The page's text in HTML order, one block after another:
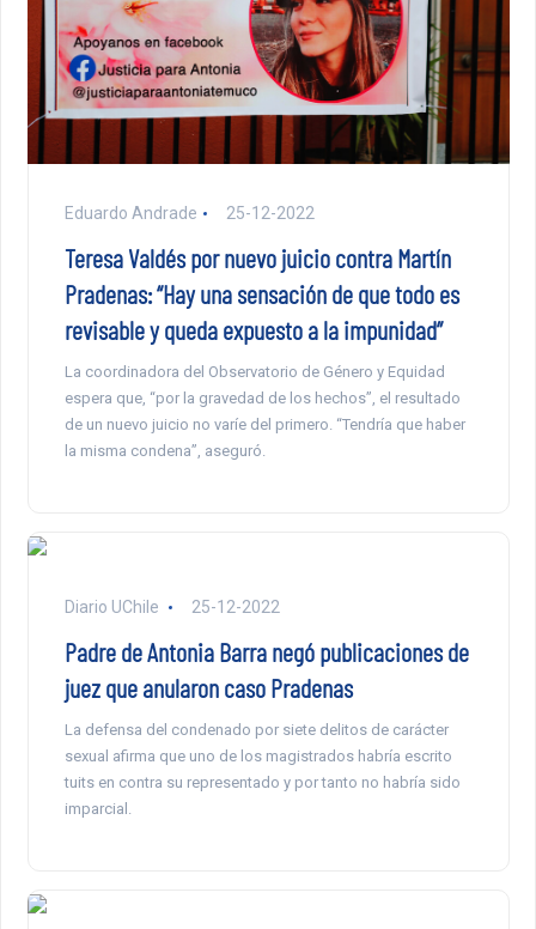
Eduardo Andrade 25-12-2022
Teresa Valdés por nuevo juicio contra Martín
Pradenas: “Hay una sensación de que todo es
revisable y queda expuesto a la impunidad”
La coordinadora del Observatorio de Género y Equidad
espera que, “por la gravedad de los hechos”, el resultado
de un nuevo juicio no varíe del primero. “Tendría que haber
la misma condena”, aseguró.
Diario UChile 25-12-2022
Padre de Antonia Barra negó publicaciones de
juez que anularon caso Pradenas
La defensa del condenado por siete delitos de carácter
sexual afirma que uno de los magistrados habría escrito
tuits en contra su representado y por tanto no habría sido
imparcial.